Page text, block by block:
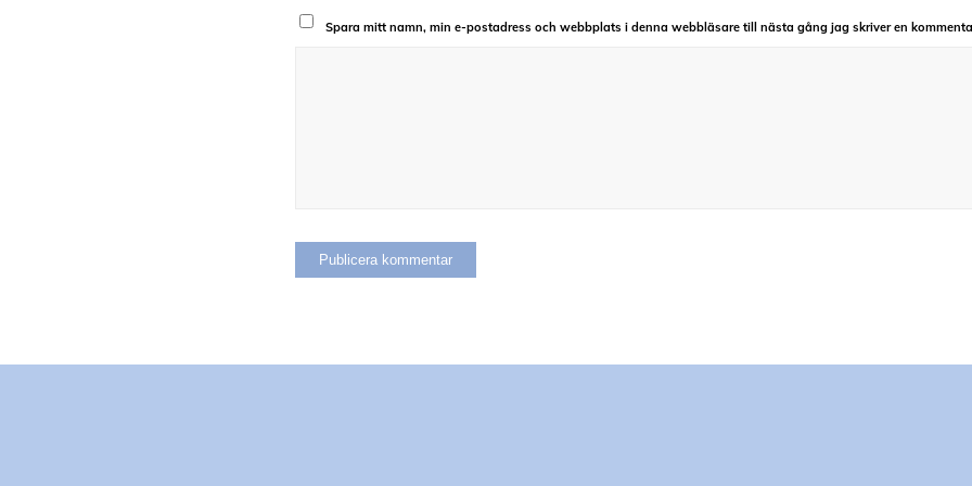
Spara mitt namn, min e-postadress och webbplats i denna webbläsare till nästa gång jag skriver en